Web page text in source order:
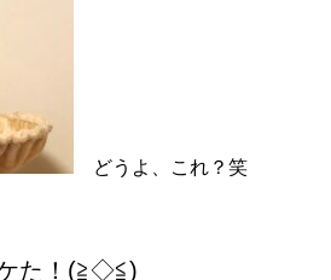
どうよ、これ？笑
た！(≧◇≦)